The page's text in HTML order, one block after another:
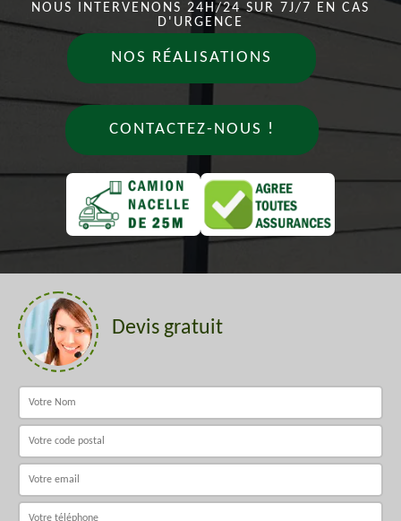
NOUS INTERVENONS 24H/24 SUR 7J/7 EN CAS
D'URGENCE
NOS RÉALISATIONS
CONTACTEZ-NOUS !
Devis gratuit